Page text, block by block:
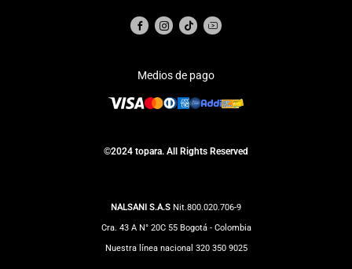
Medios de pago
©2024 topara. All Rights Reserved
NALSANI S.A.S Nit.800.020.706-9
Cra. 43 A N° 20C 55 Bogotá - Colombia
Nuestra línea nacional 320 350 9025